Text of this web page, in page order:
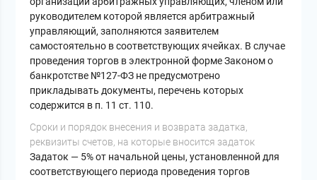
руководителем которой является арбитражный
управляющий, заполняются заявителем
самостоятельно в соответствующих ячейках. В случае
проведения торгов в электронной форме Законом о
банкротстве №127-ФЗ не предусмотрено
прикладывать документы, перечень которых
содержится в п. 11 ст. 110.
Cроки и порядок внесения и возврата задатка,
реквизиты счетов, на которые вносится задаток
Задаток — 5% от начальной цены, установленной для
соответствующего периода проведения торгов